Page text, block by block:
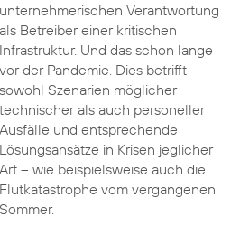
unternehmerischen Verantwortung
als Betreiber einer kritischen
Infrastruktur. Und das schon lange
vor der Pandemie. Dies betrifft
sowohl Szenarien möglicher
technischer als auch personeller
Ausfälle und entsprechende
Lösungsansätze in Krisen jeglicher
Art – wie beispielsweise auch die
Flutkatastrophe vom vergangenen
Sommer.